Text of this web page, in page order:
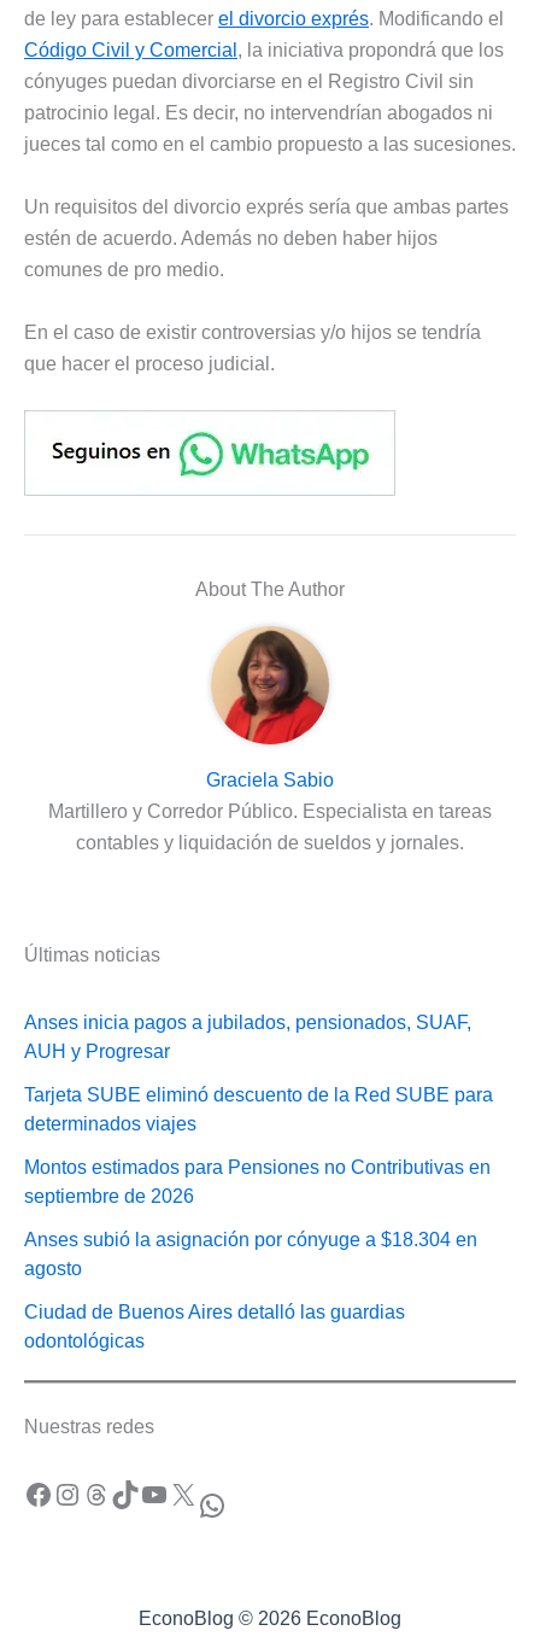
de ley para establecer el divorcio exprés. Modificando el
Código Civil y Comercial , la iniciativa propondrá que los
cónyuges puedan divorciarse en el Registro Civil sin
patrocinio legal. Es decir, no intervendrían abogados ni
jueces tal como en el cambio propuesto a las sucesiones.
Un requisitos del divorcio exprés sería que ambas partes
estén de acuerdo. Además no deben haber hijos
comunes de pro medio.
En el caso de existir controversias y/o hijos se tendría
que hacer el proceso judicial.
About The Author
Graciela Sabio
Martillero y Corredor Público. Especialista en tareas
contables y liquidación de sueldos y jornales.
Últimas noticias
Anses inicia pagos a jubilados, pensionados, SUAF,
AUH y Progresar
Tarjeta SUBE eliminó descuento de la Red SUBE para
determinados viajes
Montos estimados para Pensiones no Contributivas en
septiembre de 2026
Anses subió la asignación por cónyuge a $18.304 en
agosto
Ciudad de Buenos Aires detalló las guardias
odontológicas
Nuestras redes
Facebook Instagram Threads TikTok YouTube X WhatsApp
EconoBlog © 2026 EconoBlog